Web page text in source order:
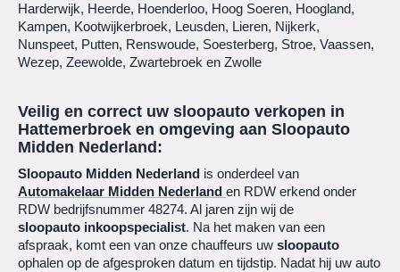
Harderwijk, Heerde, Hoenderloo, Hoog Soeren, Hoogland,
Kampen, Kootwijkerbroek, Leusden, Lieren, Nijkerk,
Nunspeet, Putten, Renswoude, Soesterberg, Stroe, Vaassen,
Wezep, Zeewolde, Zwartebroek en Zwolle
Veilig en correct uw sloopauto verkopen in
Hattemerbroek en omgeving aan Sloopauto
Midden Nederland:
Sloopauto Midden Nederland is onderdeel van
Automakelaar Midden Nederland en RDW erkend onder
RDW bedrijfsnummer 48274. Al jaren zijn wij de
sloopauto inkoopspecialist. Na het maken van een
afspraak, komt een van onze chauffeurs uw sloopauto
ophalen op de afgesproken datum en tijdstip. Nadat hij uw auto